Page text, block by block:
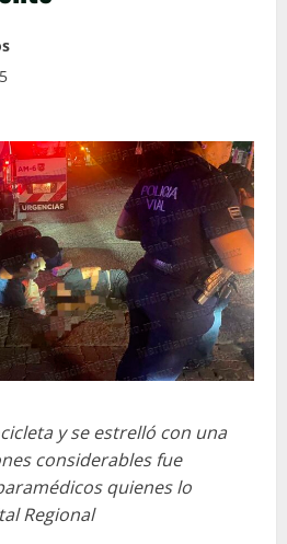
y se estrelló con una
considerables fue
quienes lo
Regional